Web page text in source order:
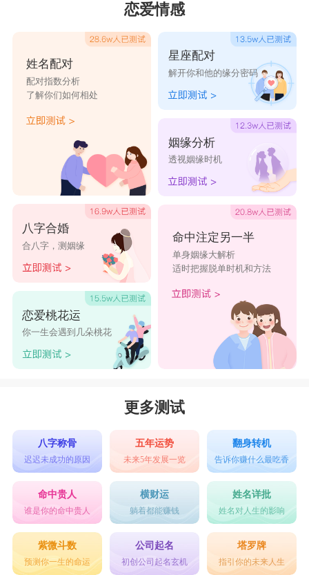
恋爱情感
姓名配对
配对指数分析
了解你们如何相处
八字合婚
合八字，测姻缘
恋爱桃花运
你一生会遇到几朵桃花
星座配对
解开你和他的缘分密码
姻缘分析
透视姻缘时机
命中注定另一半
单身姻缘大解析
适时把握脱单时机和方法
更多测试
八字称骨
迟迟未成功的原因
五年运势
未来5年发展一览
翻身转机
告诉你赚什么最吃香
命中贵人
谁是你的命中贵人
横财运
躺着都能赚钱
姓名详批
姓名对人生的影响
紫微斗数
预测你一生的命运
公司起名
初创公司起名玄机
塔罗牌
指引你的未来人生